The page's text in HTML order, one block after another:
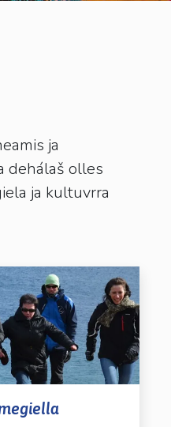
ja
dehálaš olles
ja kultuvrra